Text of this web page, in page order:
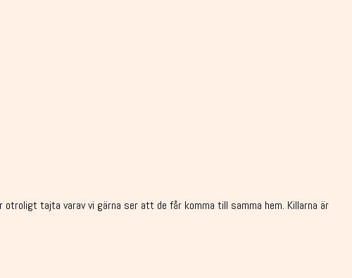
otroligt tajta varav vi gärna ser att de får komma till samma hem. Killarna är